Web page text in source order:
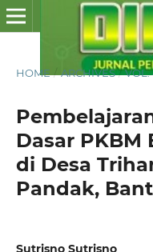
HOME / ARCHIVES / VOL.
Dasar PKBM
di Desa
Pandak,
Sutrisno Sutrisno